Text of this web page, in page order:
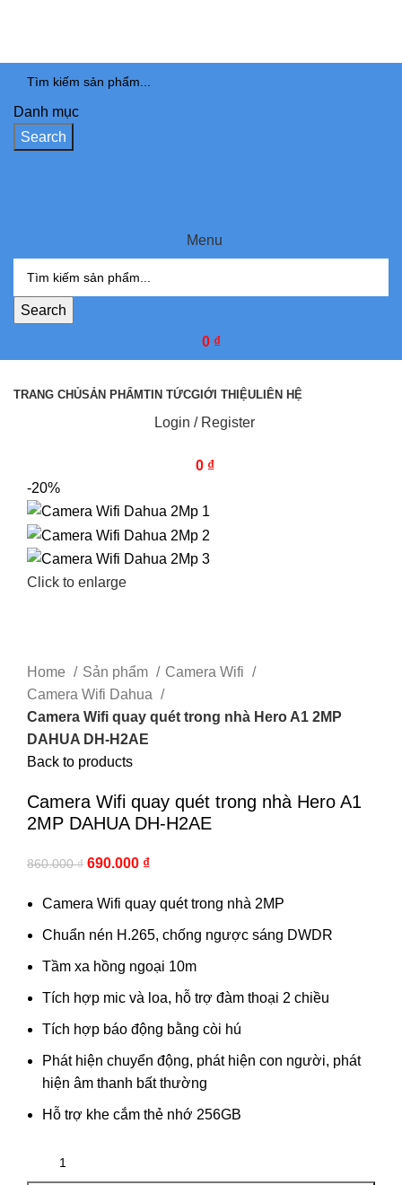
Danh mục
Search
Menu
Search
0 ₫
TRANG CHỦSẢN PHẨMTIN TỨCGIỚI THIỆULIÊN HỆ
Login / Register
0 ₫
-20%
Click to enlarge
Home Sản phẩm
Camera Wifi
Camera Wifi Dahua
Camera Wifi quay quét trong nhà Hero A1 2MP
DAHUA DH-H2AE
Back to products
Camera Wifi quay quét trong nhà Hero A1
2MP DAHUA DH-H2AE
860.000₫ 690.000 ₫
Camera Wifi quay quét trong nhà 2MP
Chuẩn nén H.265, chống ngược sáng DWDR
Tầm xa hồng ngoại 10m
Tích hợp mic và loa, hỗ trợ đàm thoại 2 chiều
Tích hợp báo động bằng còi hú
Phát hiện chuyển động, phát hiện con người, phát
hiện âm thanh bất thường
Hỗ trợ khe cắm thẻ nhớ 256GB